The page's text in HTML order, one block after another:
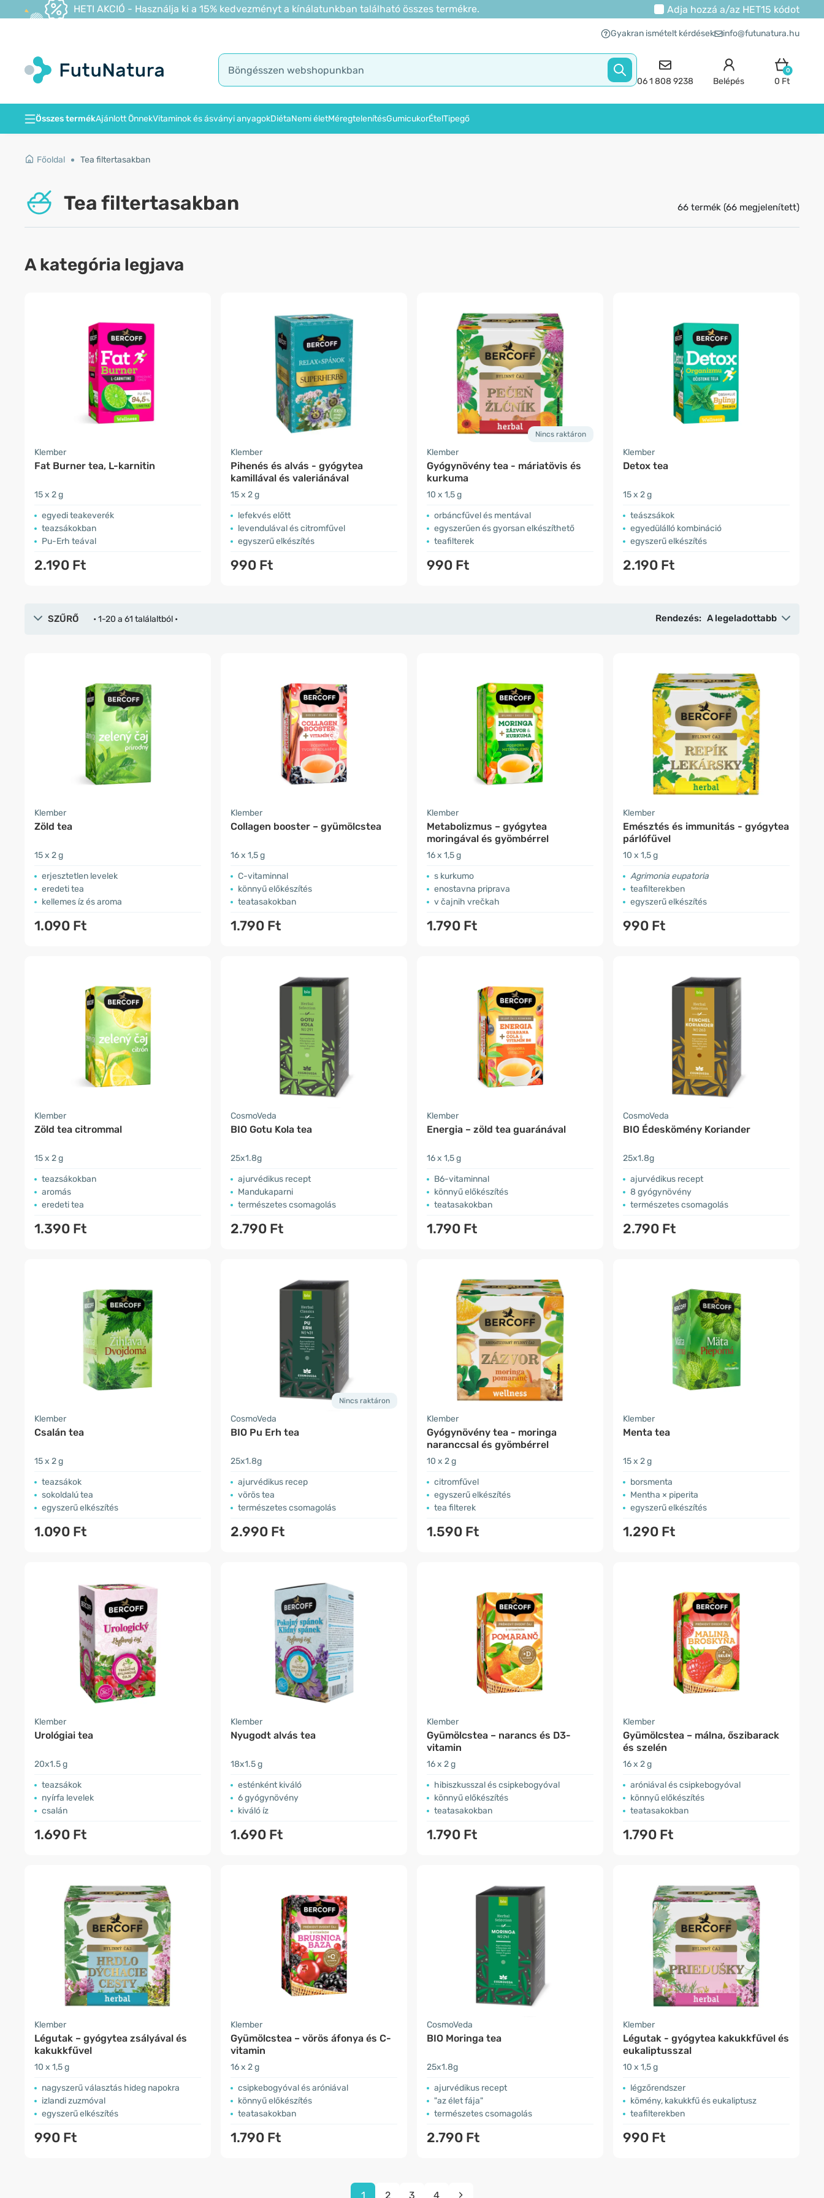
HETI AKCIÓ - Használja ki a 15% kedvezményt a kínálatunkban található összes termékre. Adja hozzá a/az HET15 kódot
Gyakran ismételt kérdések info@futunatura.hu
06 1 808 9238 Belépés
0
0 Ft
Összes termékAjánlott ÖnnekVitaminok és ásványi anyagokDiétaNemi életMéregtelenítésGumicukorÉtelTipegő
Főoldal Tea filtertasakban
Tea filtertasakban 66 termék (66 megjelenített)
A kategória legjava
Klember
Fat Burner tea, L-karnitin
15 x 2 g
egyedi teakeverék
teazsákokban
Pu-Erh teával
2.190 Ft
Klember
Pihenés és alvás - gyógytea
kamillával és valeriánával
15 x 2 g
lefekvés előtt
levendulával és citromfűvel
egyszerű elkészítés
990 Ft
Nincs raktáron
Klember
Gyógynövény tea - máriatövis és
kurkuma
10 x 1,5 g
orbáncfűvel és mentával
egyszerűen és gyorsan elkészíthető
teafilterek
990 Ft
Klember
Detox tea
15 x 2 g
teászsákok
egyedülálló kombináció
egyszerű elkészítés
2.190 Ft
SZŰRŐ • 1-20 a 61 találaltból • Rendezés: A legeladottabb
Klember
Zöld tea
15 x 2 g
erjesztetlen levelek
eredeti tea
kellemes íz és aroma
1.090 Ft
Klember
Collagen booster – gyümölcstea
16 x 1,5 g
C-vitaminnal
könnyű előkészítés
teatasakokban
1.790 Ft
Klember
Metabolizmus – gyógytea
moringával és gyömbérrel
16 x 1,5 g
s kurkumo
enostavna priprava
v čajnih vrečkah
1.790 Ft
Klember
Emésztés és immunitás - gyógytea
párlófűvel
10 x 1,5 g
Agrimonia eupatoria
teafilterekben
egyszerű elkészítés
990 Ft
Klember
Zöld tea citrommal
15 x 2 g
teazsákokban
aromás
eredeti tea
1.390 Ft
CosmoVeda
BIO Gotu Kola tea
25x1.8g
ajurvédikus recept
Mandukaparni
természetes csomagolás
2.790 Ft
Klember
Energia – zöld tea guaránával
16 x 1,5 g
B6-vitaminnal
könnyű előkészítés
teatasakokban
1.790 Ft
CosmoVeda
BIO Édeskömény Koriander
25x1.8g
ajurvédikus recept
8 gyógynövény
természetes csomagolás
2.790 Ft
Klember
Csalán tea
15 x 2 g
teazsákok
sokoldalú tea
egyszerű elkészítés
1.090 Ft
Nincs raktáron
CosmoVeda
BIO Pu Erh tea
25x1.8g
ajurvédikus recep
vörös tea
természetes csomagolás
2.990 Ft
Klember
Gyógynövény tea - moringa
naranccsal és gyömbérrel
10 x 2 g
citromfűvel
egyszerű elkészítés
tea filterek
1.590 Ft
Klember
Menta tea
15 x 2 g
borsmenta
Mentha × piperita
egyszerű elkészítés
1.290 Ft
Klember
Urológiai tea
20x1.5 g
teazsákok
nyírfa levelek
csalán
1.690 Ft
Klember
Nyugodt alvás tea
18x1.5 g
esténként kiváló
6 gyógynövény
kiváló íz
1.690 Ft
Klember
Gyümölcstea – narancs és D3-
vitamin
16 x 2 g
hibiszkusszal és csipkebogyóval
könnyű előkészítés
teatasakokban
1.790 Ft
Klember
Gyümölcstea – málna, őszibarack
és szelén
16 x 2 g
aróniával és csipkebogyóval
könnyű előkészítés
teatasakokban
1.790 Ft
Klember
Légutak – gyógytea zsályával és
kakukkfűvel
10 x 1,5 g
nagyszerű választás hideg napokra
izlandi zuzmóval
egyszerű elkészítés
990 Ft
Klember
Gyümölcstea – vörös áfonya és C-
vitamin
16 x 2 g
csipkebogyóval és aróniával
könnyű előkészítés
teatasakokban
1.790 Ft
CosmoVeda
BIO Moringa tea
25x1.8g
ajurvédikus recept
"az élet fája"
természetes csomagolás
2.790 Ft
Klember
Légutak - gyógytea kakukkfűvel és
eukaliptusszal
10 x 1,5 g
légzőrendszer
kömény, kakukkfű és eukaliptusz
teafilterekben
990 Ft
1 2 3 4